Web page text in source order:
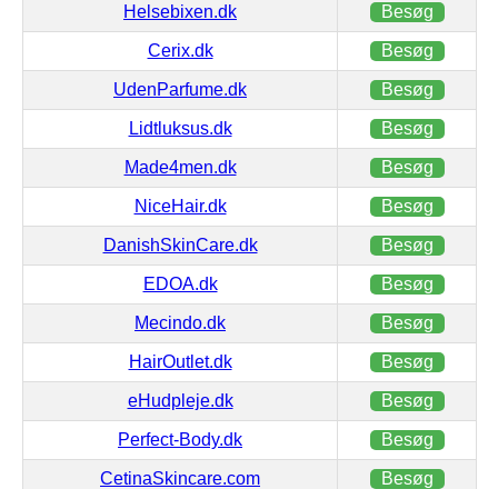
Helsebixen.dk Besøg
Cerix.dk Besøg
UdenParfume.dk Besøg
Lidtluksus.dk Besøg
Made4men.dk Besøg
NiceHair.dk Besøg
DanishSkinCare.dk Besøg
EDOA.dk Besøg
Mecindo.dk Besøg
HairOutlet.dk Besøg
eHudpleje.dk Besøg
Perfect-Body.dk Besøg
CetinaSkincare.com Besøg